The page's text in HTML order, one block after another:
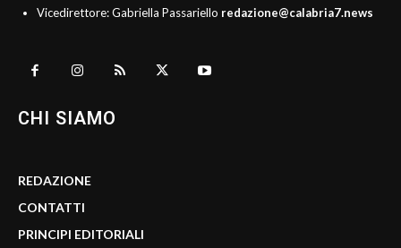
Vicedirettore: Gabriella Passariello redazione@calabria7.news
CHI SIAMO
REDAZIONE
CONTATTI
PRINCIPI EDITORIALI